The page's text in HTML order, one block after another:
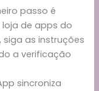
passo é
de apps do
as instruções
a verificação
sincroniza